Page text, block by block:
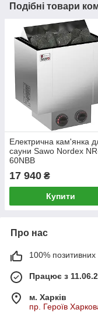
Подібні товари
Електрична кам'янка
сауни Sawo Nordex
60NBB
17 940 ₴
Купити
Про нас
100% позитивних
Працює з
м. Харків
пр. Героїв